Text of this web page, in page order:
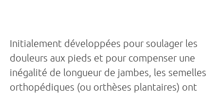
Initialement développées pour soulager les
douleurs aux pieds et pour compenser une
inégalité de longueur de jambes, les semelles
orthopédiques (ou orthèses plantaires) ont